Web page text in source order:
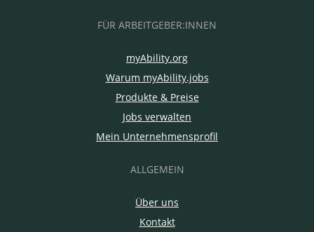
FÜR ARBEITGEBER:INNEN
myAbility.org
Warum myAbility.jobs
Produkte & Preise
Jobs verwalten
Mein Unternehmensprofil
ALLGEMEIN
Über uns
Kontakt